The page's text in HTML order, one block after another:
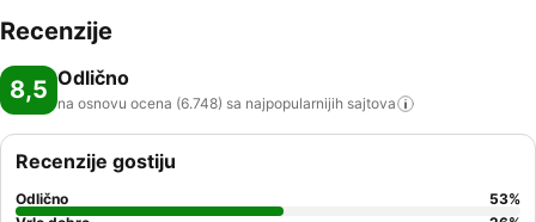
Recenzije
8,5 Odlično
na osnovu ocena (6.748) sa najpopularnijih sajtova
Recenzije gostiju
Odlično 53%